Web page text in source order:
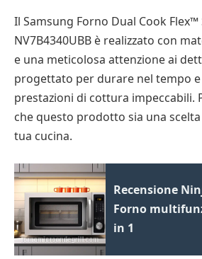
Il Samsung Forno Dual Cook Flex™
NV7B4340UBB è realizzato con
e una meticolosa attenzione ai
progettato per durare nel tempo
prestazioni di cottura impeccabili.
che questo prodotto sia una
tua cucina.
Recensione
Forno
in 1